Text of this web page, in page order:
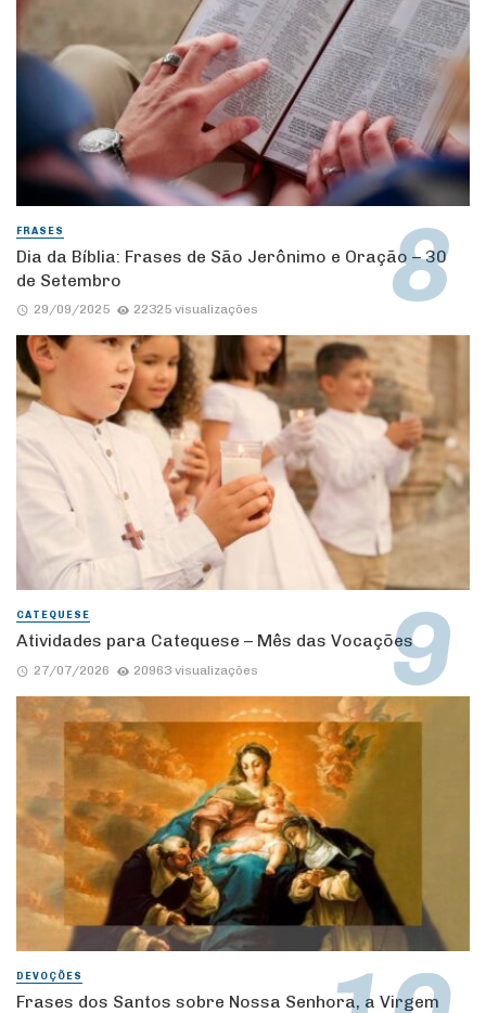
FRASES
Dia da Bíblia: Frases de São Jerônimo e Oração – 30
de Setembro
29/09/2025 22325 visualizações
CATEQUESE
Atividades para Catequese – Mês das Vocações
27/07/2026 20963 visualizações
DEVOÇÕES
Frases dos Santos sobre Nossa Senhora, a Virgem